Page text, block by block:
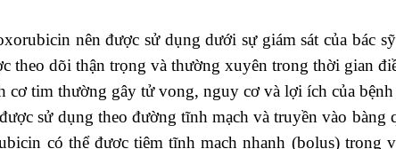
nên được sử dụng dưới sự giám sát của bác
theo dõi thận trọng và thường xuyên trong thời gian
cơ tim thường gây tử vong, nguy cơ và lợi ích của
sử dụng theo đường tĩnh mạch và truyền vào
có thể được tiêm tĩnh mạch nhanh (bolus)